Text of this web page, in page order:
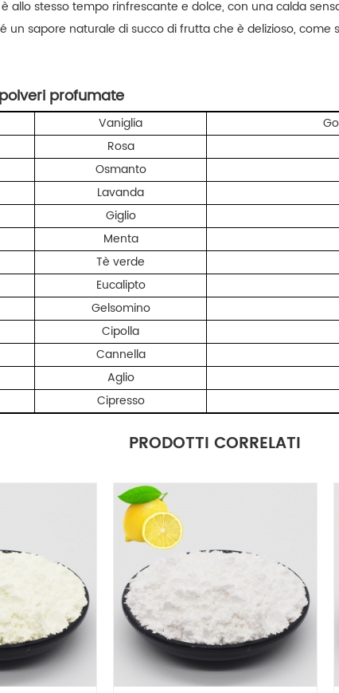
allo stesso tempo rinfrescante e dolce, con una calda
un sapore naturale di succo di frutta che è delizioso, come
profumate
Vaniglia
Rosa
Osmanto
Lavanda
Giglio
Menta
Tè verde
Eucalipto
Gelsomino
Cipolla
Cannella
Aglio
Cipresso
PRODOTTI CORRELATI